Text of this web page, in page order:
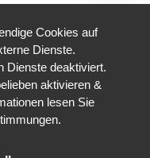
Cookies auf
Dienste.
Dienste deaktiviert.
aktivieren &
lesen Sie